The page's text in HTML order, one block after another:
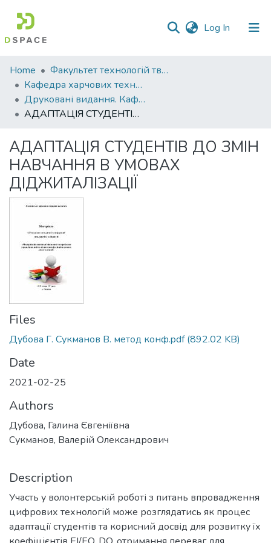
Log In (current)
Communities
&
Collections
All of DSpace
Statistics
Home
Факультет технологій тваринництва та продовольства
Кафедра харчових технологій
Друковані видання. Кафедра харчових технологій
АДАПТАЦІЯ СТУДЕНТІВ ДО ЗМІН НАВЧАННЯ В УМОВАХ ДІДЖИТАЛІЗАЦІЇ
АДАПТАЦІЯ СТУДЕНТІВ ДО ЗМІН
НАВЧАННЯ В УМОВАХ
ДІДЖИТАЛІЗАЦІЇ
Files
Дубова Г. Сукманов В. метод конф.pdf(892.02 KB)
Date
2021-02-25
Authors
Дубова, Галина Євгеніївна
Сукманов, Валерій Олександрович
Description
Участь у волонтерській роботі з питань впровадження
цифрових технологій може розглядатись як процес
адаптації студентів та корисний досвід для розвитку їх